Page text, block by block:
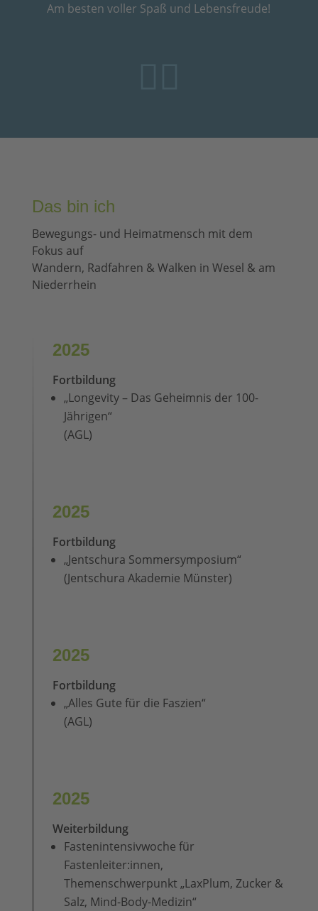
Am besten voller Spaß und Lebensfreude!
Das bin ich
Bewegungs- und Heimatmensch mit dem
Fokus auf
Wandern, Radfahren & Walken in Wesel & am
Niederrhein
2025
Fortbildung
„Longevity – Das Geheimnis der 100-
Jährigen“
(AGL)
2025
Fortbildung
„Jentschura Sommersymposium“
(Jentschura Akademie Münster)
2025
Fortbildung
„Alles Gute für die Faszien“
(AGL)
2025
Weiterbildung
Fastenintensivwoche für
Fastenleiter:innen,
Themenschwerpunkt „LaxPlum, Zucker &
Salz, Mind-Body-Medizin“